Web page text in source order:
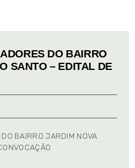
DO BAIRRO
SANTO – EDITAL DE
BAIRRO JARDIM NOVA